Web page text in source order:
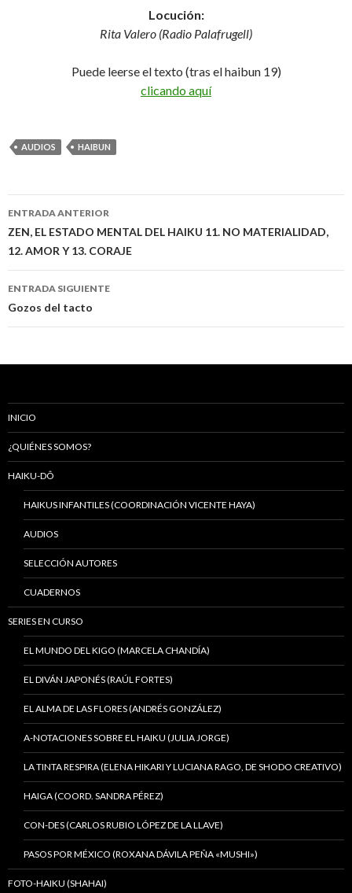
Locución:
Rita Valero (Radio Palafrugell)
Puede leerse el texto (tras el haibun 19)
clicando aquí
AUDIOS HAIBUN
Navegación
de
entradas
ENTRADA ANTERIOR
ZEN, EL ESTADO MENTAL DEL HAIKU 11. NO MATERIALIDAD,
12. AMOR Y 13. CORAJE
ENTRADA SIGUIENTE
Gozos del tacto
INICIO
¿QUIÉNES SOMOS?
HAIKU-DÔ
HAIKUS INFANTILES (COORDINACIÓN VICENTE HAYA)
AUDIOS
SELECCIÓN AUTORES
CUADERNOS
SERIES EN CURSO
EL MUNDO DEL KIGO (MARCELA CHANDÍA)
EL DIVÁN JAPONÉS (RAÚL FORTES)
EL ALMA DE LAS FLORES (ANDRÉS GONZÁLEZ)
A-NOTACIONES SOBRE EL HAIKU (JULIA JORGE)
LA TINTA RESPIRA (ELENA HIKARI Y LUCIANA RAGO, DE SHODO CREATIVO)
HAIGA (COORD. SANDRA PÉREZ)
CON-DES (CARLOS RUBIO LÓPEZ DE LA LLAVE)
PASOS POR MÉXICO (ROXANA DÁVILA PEÑA «MUSHI»)
FOTO-HAIKU (SHAHAI)